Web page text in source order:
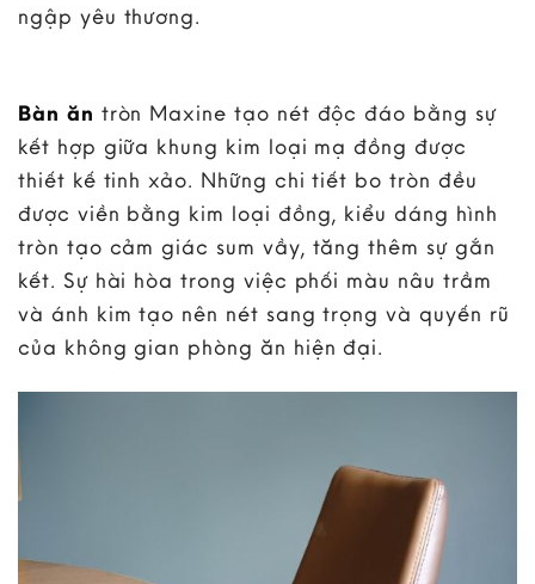
ngập yêu thương.
Bàn ăn tròn Maxine tạo nét độc đáo bằng sự
kết hợp giữa khung kim loại mạ đồng được
thiết kế tinh xảo. Những chi tiết bo tròn đều
được viền bằng kim loại đồng, kiểu dáng hình
tròn tạo cảm giác sum vầy, tăng thêm sự gắn
kết. Sự hài hòa trong việc phối màu nâu trầm
và ánh kim tạo nên nét sang trọng và quyến rũ
của không gian phòng ăn hiện đại.